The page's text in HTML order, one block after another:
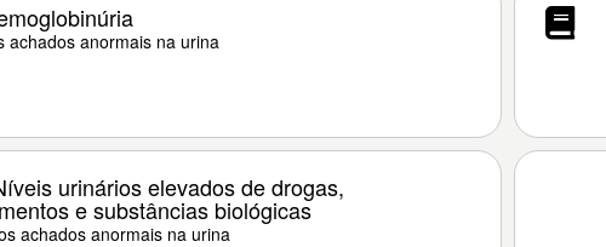
achados anormais na urina
urinários elevados de drogas,
e substâncias biológicas
achados anormais na urina